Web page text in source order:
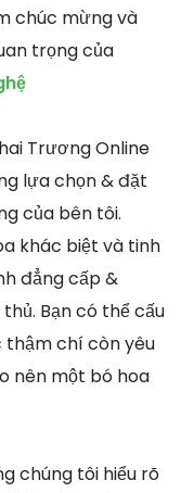
chúc mừng và
trọng của
Trương Online
lựa chọn & đặt
của bên tôi.
khác biệt và tinh
đẳng cấp &
Bạn có thể cấu
thậm chí còn yêu
nên một bó hoa
chúng tôi hiểu rõ